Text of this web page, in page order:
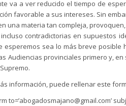
va a ver reducido el tiempo de
favorable a sus intereses. Sin
una materia tan compleja,
contradictorias en supuestos
esperemos sea lo más breve
Audiencias provinciales primero y,
información, puede rellenar este
to=’abogadosmajano@gmail.com’